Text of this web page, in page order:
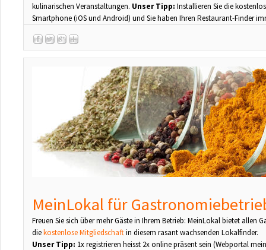
kulinarischen Veranstaltungen. Unser Tipp: Installieren Sie die
Smartphone (iOS und Android) und Sie haben Ihren Restaurant-Finder
MeinLokal für
Freuen Sie sich über mehr Gäste in Ihrem Betrieb: MeinLokal bietet allen
diekostenlose Mitgliedschaftin diesem rasant wachsenden Lokalfinder.
Unser Tipp: 1x registrieren heisst 2x online präsent sein (Webportal